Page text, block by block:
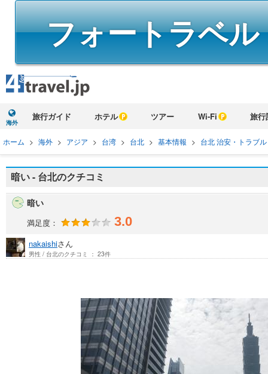
フォートラベ
海外
旅行ガイド ホテル ツアー Wi-Fi 旅行
ホーム > 海外 > アジア > 台湾 > 台北 > 基本情報 > 台北 治安・トラブル
暗い - 台北のクチコミ
暗い
満足度： 3.0
nakaishiさん
男性 / 台北のクチコミ ： 23件